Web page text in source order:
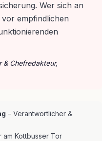
Wer sich an
empfindlichen
& Chefredakteur,
– Verantwortlicher &
am Kottbusser Tor